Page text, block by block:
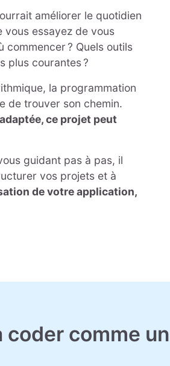
améliorer le quotidien
vous essayez de vous
commencer ? Quels outils
plus courantes ?
la programmation
de trouver son chemin.
ce projet peut
guidant pas à pas, il
vos projets et à
de votre application,
coder comme